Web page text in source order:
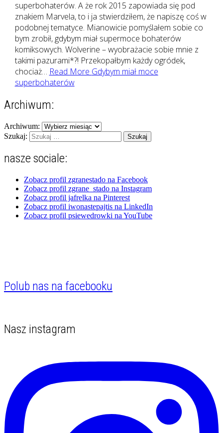
superbohaterów. A że rok 2015 zapowiada się pod
znakiem Marvela, to i ja stwierdziłem, że napiszę coś w
podobnej tematyce. Mianowicie pomyślałem sobie co
bym zrobił, gdybym miał supermoce bohaterów
komiksowych. Wolverine – wyobrażacie sobie mnie z
takimi pazurami*?! Przekopałbym każdy ogródek,
chociaż… Read More Gdybym miał moce
superbohaterów
Archiwum:
Archiwum:
Szukaj:
nasze sociale:
Zobacz profil zgranestado na Facebook
Zobacz profil zgrane_stado na Instagram
Zobacz profil jafrelka na Pinterest
Zobacz profil iwonastepajtis na LinkedIn
Zobacz profil psiewedrowki na YouTube
Polub nas na facebooku
Nasz instagram